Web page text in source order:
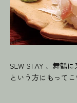
SEW STAY 、舞鶴
という方にもって